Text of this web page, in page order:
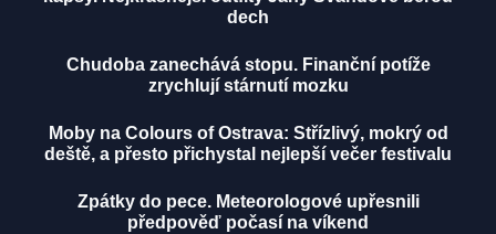
dech
Chudoba zanechává stopu. Finanční potíže
zrychlují stárnutí mozku
Moby na Colours of Ostrava: Střízlivý, mokrý od
deště, a přesto přichystal nejlepší večer festivalu
Zpátky do pece. Meteorologové upřesnili
předpověď počasí na víkend